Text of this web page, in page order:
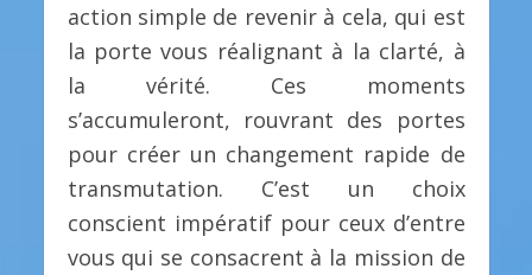
action simple de revenir à cela, qui est
la porte vous réalignant à la clarté, à
la vérité. Ces moments
s’accumuleront, rouvrant des portes
pour créer un changement rapide de
transmutation. C’est un choix
conscient impératif pour ceux d’entre
vous qui se consacrent à la mission de